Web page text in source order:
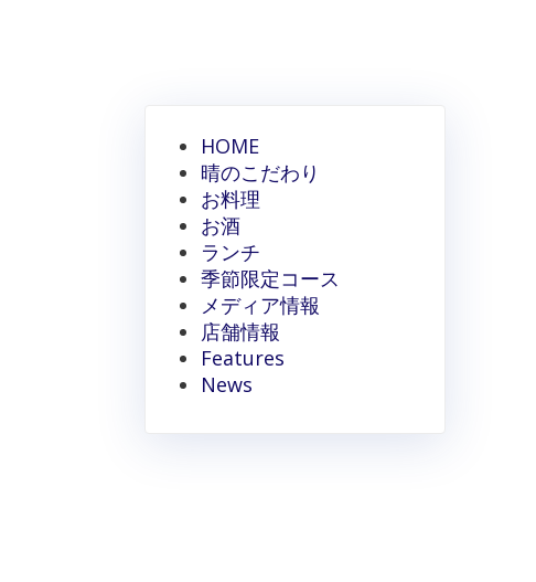
HOME
晴のこだわり
お料理
お酒
ランチ
季節限定コース
メディア情報
店舗情報
Features
News